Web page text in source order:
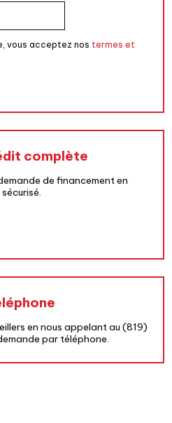
vous acceptez nos termes et
complète
de financement en
en nous appelant au(819)
par téléphone.